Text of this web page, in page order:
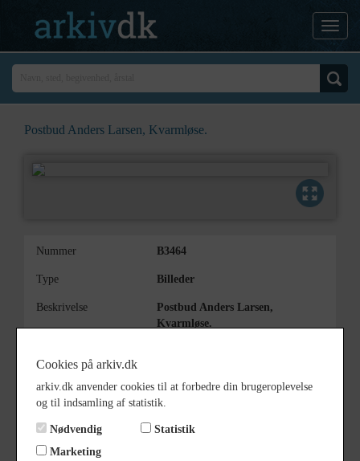
Postbud Anders Larsen, Kvarmløse.
Nummer B3464
Type Billeder
Beskrivelse
Postbud Anders Larsen,
Kvarmløse.
Larsen.
Periode
Cookies på arkiv.dk
arkiv.dk anvender cookies til at forbedre din brugeroplevelse
og til indsamling af statistik.
Nødvendig
Statistik
Marketing